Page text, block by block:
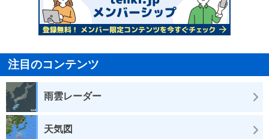
注目のコンテンツ
雨雲レーダー
天気図